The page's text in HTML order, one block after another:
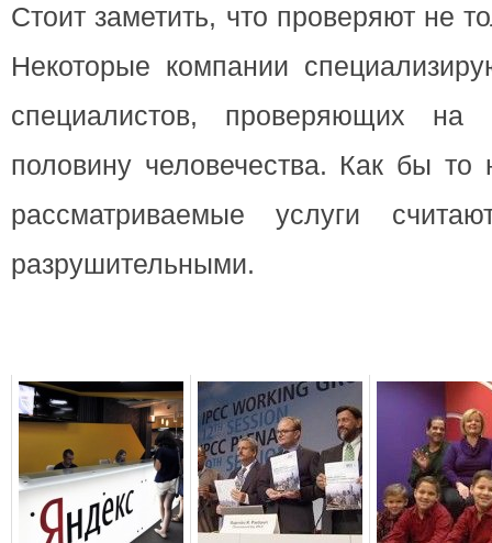
Стоит заметить, что проверяют не
Некоторые компании
специалистов, проверяющих на
половину человечества. Как бы то
рассматриваемые услуги
разрушительными.